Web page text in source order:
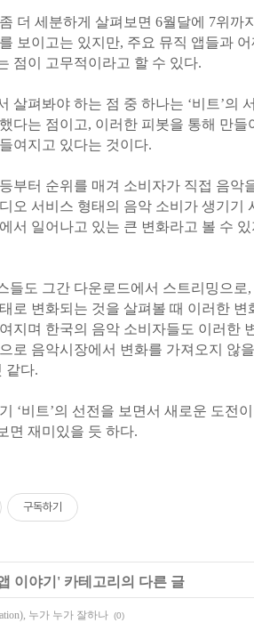
더 세분하게 살펴보면 6월달에 7위까
보이고는 있지만, 주요 뮤직 앱들과
점이 고무적이라고 할 수 있다.
살펴봐야 하는 점 중 하나는 ‘비트’의
다는 점이고, 이러한 피봇을 통해 만들
여지고 있다는 것이다.
부터 순위를 매겨 소비자가 직접 음악
오 서비스 형태의 음악 소비가 생기기
서 일어나고 있는 큰 변화라고 볼 수
들도 그간 다운로드에서 스트리밍으로
로 변화되는 것을 살펴볼 때 이러한 변
지며 한국의 음악 소비자들도 이러한
로 음악시장에서 변화를 가져오지 않
같다.
‘비트’의 선전을 보면서 새로운 도전
면 재미있을 듯 하다.
구독하기
이야기 ' 카테고리의 다른 글
누가 누가 잘하나 (0)